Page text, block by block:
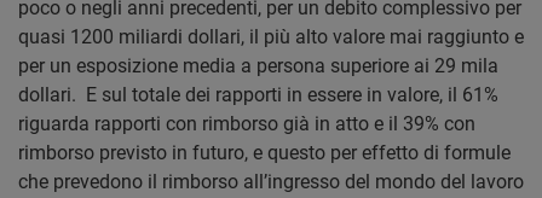
poco o negli anni precedenti, per un debito complessivo per
quasi 1200 miliardi dollari, il più alto valore mai raggiunto e
per un esposizione media a persona superiore ai 29 mila
dollari. E sul totale dei rapporti in essere in valore, il 61%
riguarda rapporti con rimborso già in atto e il 39% con
rimborso previsto in futuro, e questo per effetto di formule
che prevedono il rimborso all’ingresso del mondo del lavoro